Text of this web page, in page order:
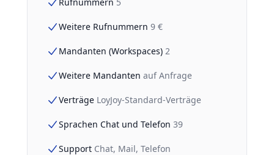
Weitere Rufnummern 9 €
Mandanten (Workspaces) 2
Weitere Mandanten auf Anfrage
Verträge LoyJoy-Standard-Verträge
Sprachen Chat und Telefon 39
Support Chat, Mail, Telefon